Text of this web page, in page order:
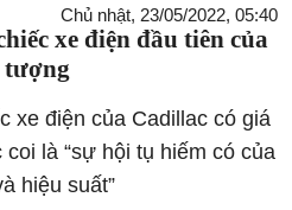
Chủ nhật, 23/05/2022, 05:40
xe điện đầu tiên của
tượng
xe điện của Cadillac có giá
là “sự hội tụ hiếm có của
hiệu suất”